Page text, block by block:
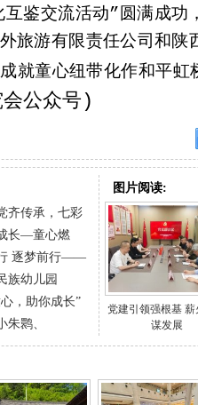
鉴交流活动”圆满成功
旅游有限责任公司和陕
就童心纽带化作和平
公众号)
齐传承，七彩
长—童心燃
逐梦前行——
族幼儿园
，助你成长”
朱鹮、
图片阅读:
党建引领强根基 薪
谋发展